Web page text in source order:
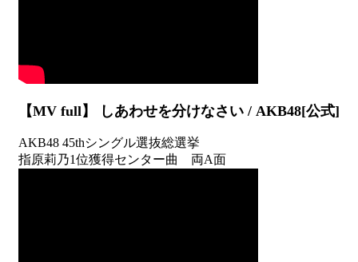
【MV full】 しあわせを分けなさい / AKB48[公式]
AKB48 45thシングル選抜総選挙
指原莉乃1位獲得センター曲 両A面